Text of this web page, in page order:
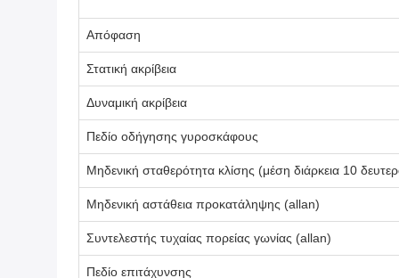
Απόφαση
Στατική ακρίβεια
Δυναμική ακρίβεια
Πεδίο οδήγησης γυροσκάφους
Μηδενική σταθερότητα κλίσης (μέση διάρκεια 10
Μηδενική αστάθεια προκατάληψης (allan)
Συντελεστής τυχαίας πορείας γωνίας (allan)
Πεδίο επιτάχυνσης